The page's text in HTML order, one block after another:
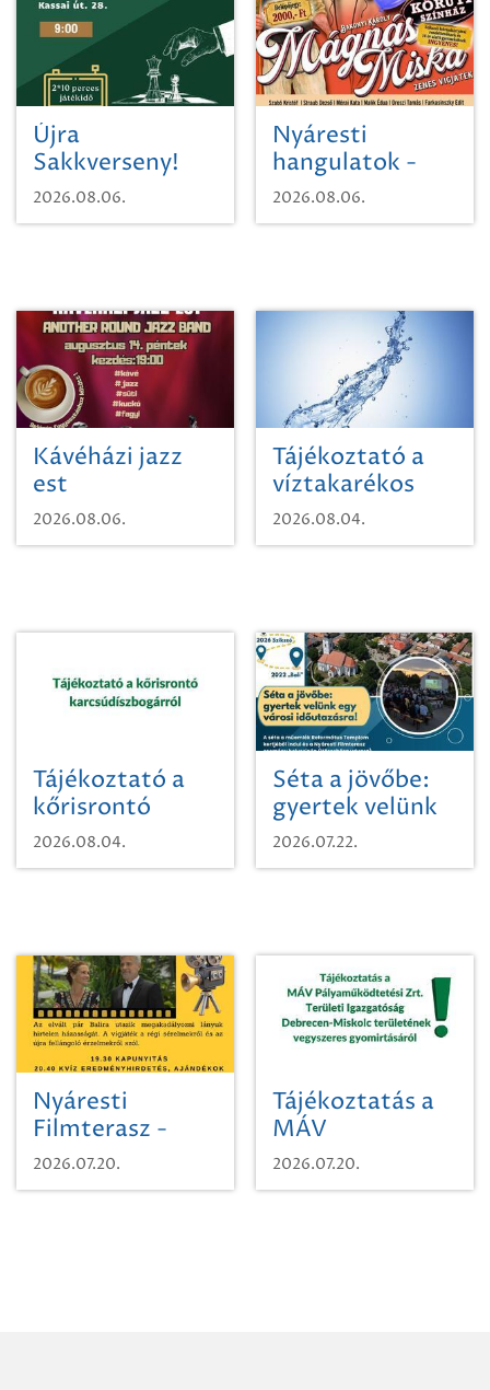
Újra
Sakkverseny!
2026.08.06.
Nyáresti
hangulatok -
Mágnás Miska
2026.08.06.
Kávéházi jazz
est
2026.08.06.
Tájékoztató a
víztakarékos
vízhasználatról
2026.08.04.
Tájékoztató a
kőrisrontó
karcsúdíszbogárról
2026.08.04.
Séta a jövőbe:
gyertek velünk
egy városi
időutazásra!
2026.07.22.
Nyáresti
Filmterasz -
Beugró a
Paradicsomba
2026.07.20.
Tájékoztatás a
MÁV
Pályaműködtetési
Zrt. Területi
2026.07.20.